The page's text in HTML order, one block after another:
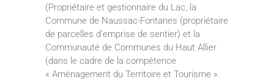
(Propriétaire et gestionnaire du Lac, la
Commune de Naussac-Fontanes (propriétaire
de parcelles d’emprise de sentier) et la
Communauté de Communes du Haut Allier
(dans le cadre de la compétence
« Aménagement du Territoire et Tourisme ».